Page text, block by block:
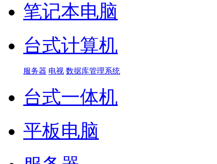
笔记本电脑
台式计算机
服务器 电视 数据库管理系统
台式一体机
平板电脑